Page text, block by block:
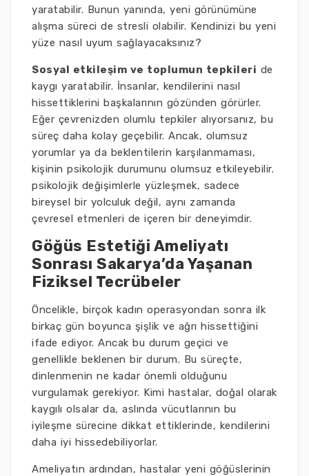
yaratabilir. Bunun yanında, yeni görünümüne
alışma süreci de stresli olabilir. Kendinizi bu yeni
yüze nasıl uyum sağlayacaksınız?
Sosyal etkileşim ve toplumun tepkileri de
kaygı yaratabilir. İnsanlar, kendilerini nasıl
hissettiklerini başkalarının gözünden görürler.
Eğer çevrenizden olumlu tepkiler alıyorsanız, bu
süreç daha kolay geçebilir. Ancak, olumsuz
yorumlar ya da beklentilerin karşılanmaması,
kişinin psikolojik durumunu olumsuz etkileyebilir.
psikolojik değişimlerle yüzleşmek, sadece
bireysel bir yolculuk değil, aynı zamanda
çevresel etmenleri de içeren bir deneyimdir.
Göğüs Estetiği Ameliyatı
Sonrası Sakarya’da Yaşanan
Fiziksel Tecrübeler
Öncelikle, birçok kadın operasyondan sonra ilk
birkaç gün boyunca şişlik ve ağrı hissettiğini
ifade ediyor. Ancak bu durum geçici ve
genellikle beklenen bir durum. Bu süreçte,
dinlenmenin ne kadar önemli olduğunu
vurgulamak gerekiyor. Kimi hastalar, doğal olarak
kaygılı olsalar da, aslında vücutlarının bu
iyileşme sürecine dikkat ettiklerinde, kendilerini
daha iyi hissedebiliyorlar.
Ameliyatın ardından, hastalar yeni göğüslerinin